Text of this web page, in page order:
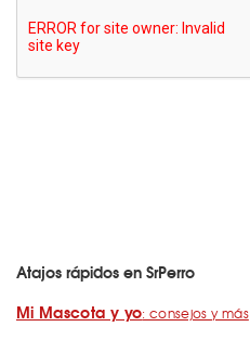
Atajos rápidos en SrPerro
Mi Mascota y yo: consejos y más